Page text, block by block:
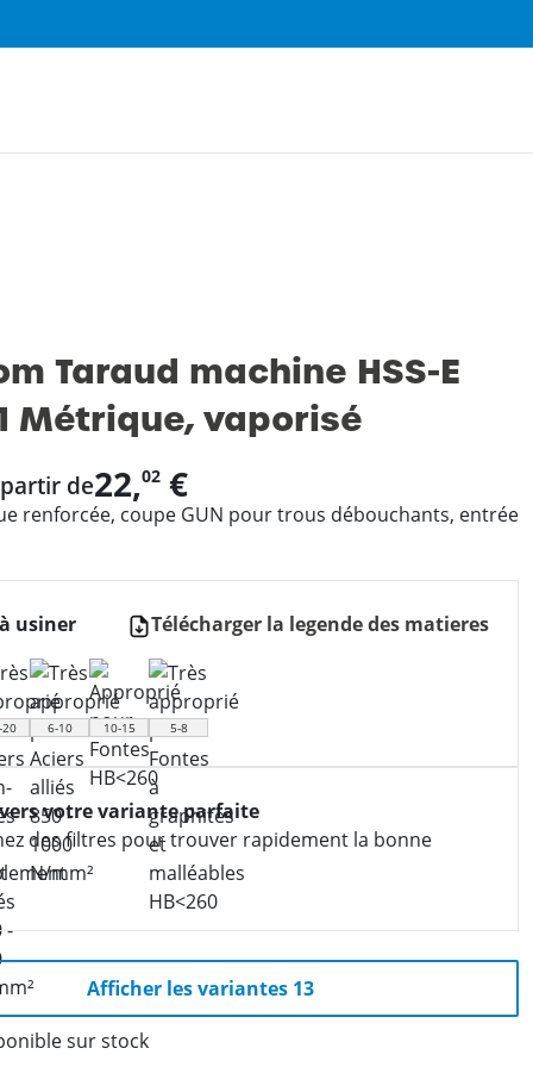
Taraud machine HSS-E
Métrique, vaporisé
de22,02 €
renforcée, coupe GUN pour trous débouchants, entrée
usiner Télécharger la legende des matieres
6-10 10-15 5-8
votre variante parfaite
des filtres pour trouver rapidement la bonne
Afficher les variantes 13
sur stock